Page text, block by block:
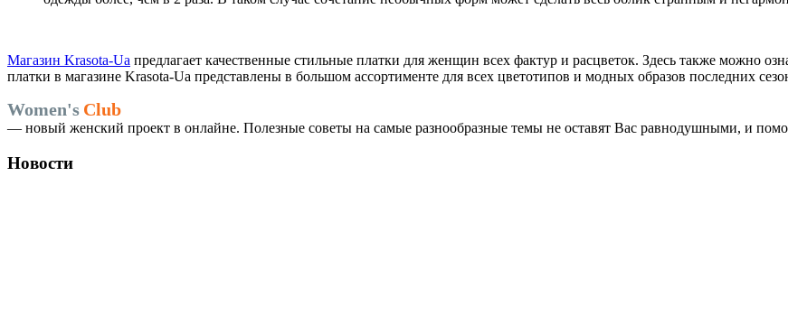
Магазин Krasota-Ua предлагает качественные стильные платки для женщин всех фактур и расцветок. Здесь также можно
платки в магазине Krasota-Ua представлены в большом ассортименте для всех цветотипов и модных образов последних
Women's Club
— новый женский проект в онлайне. Полезные советы на самые разнообразные темы не оставят Вас равнодушными, и
Новости